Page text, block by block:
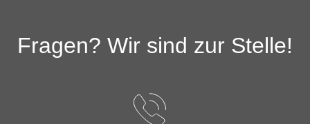
Fragen? Wir sind zur Stelle!